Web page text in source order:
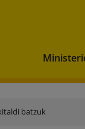
batzuk